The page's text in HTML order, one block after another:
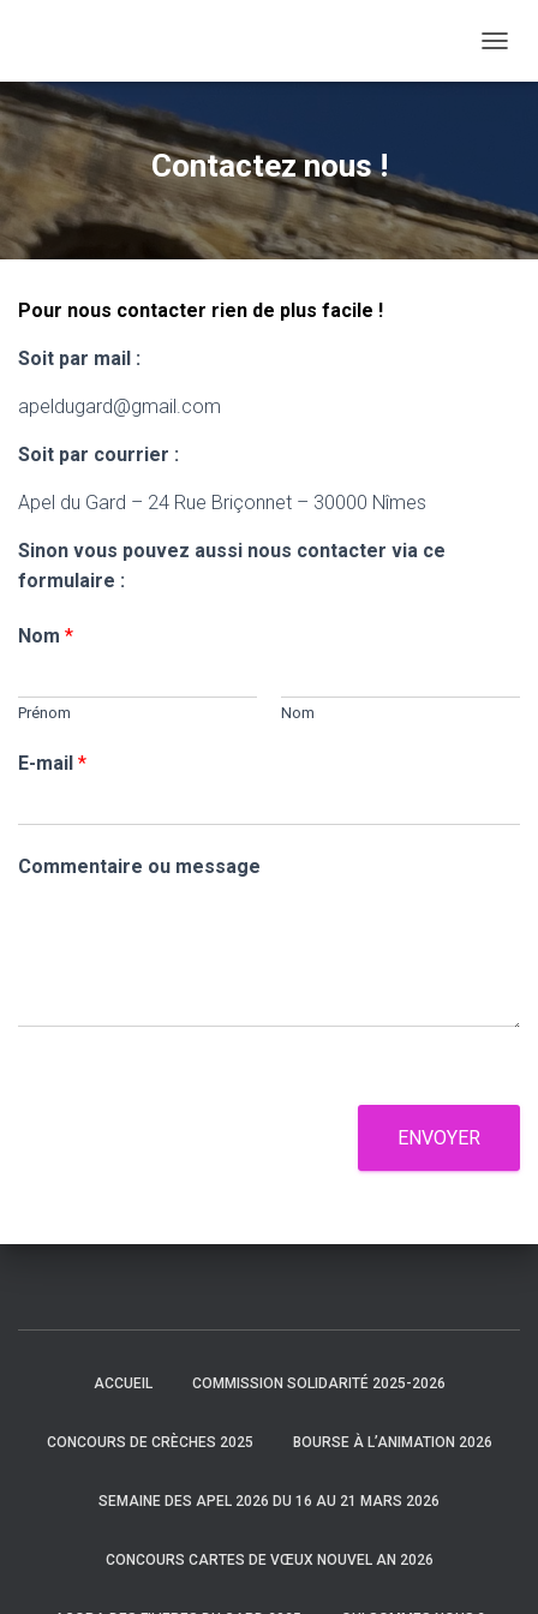
Contactez nous !
Pour nous contacter rien de plus facile !
Soit par mail :
apeldugard@gmail.com
Soit par courrier :
Apel du Gard – 24 Rue Briçonnet – 30000 Nîmes
Sinon vous pouvez aussi nous contacter via ce
formulaire :
Nom *
Prénom Nom
E-mail *
Commentaire ou message
ENVOYER
ACCUEIL COMMISSION SOLIDARITÉ 2025-2026
CONCOURS DE CRÈCHES 2025 BOURSE À L’ANIMATION 2026
SEMAINE DES APEL 2026 DU 16 AU 21 MARS 2026
CONCOURS CARTES DE VŒUX NOUVEL AN 2026